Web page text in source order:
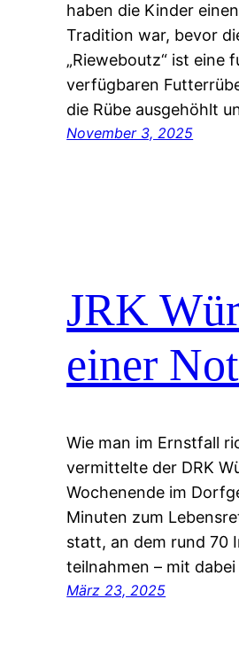
haben die Kinder
Tradition war, bevor
„Rieweboutz“ ist eine
verfügbaren
die Rübe ausgehöhlt
November 3, 2025
JRK
einer
Wie man im Ernstfall
vermittelte der DRK
Wochenende im
Minuten zum
statt, an dem rund 70
teilnahmen – mit
März 23, 2025